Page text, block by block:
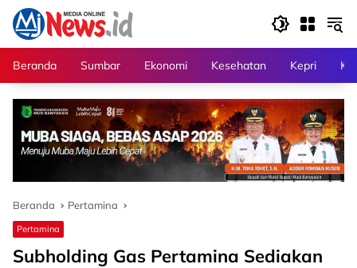
Langsung
konten
Beranda
Sumbar Ekonomi Kesehatan Kepri
Beranda Pertamina
Pertamina
Subholding Gas Pertamina Sediakan